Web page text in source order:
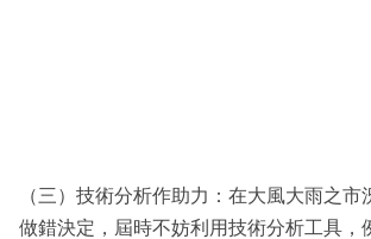
（三）技術分析作助力：在大風大雨之市
做錯決定，屆時不妨利用技術分析工具，